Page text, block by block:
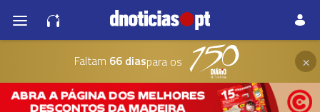
Faltam 66 diaspara os ×